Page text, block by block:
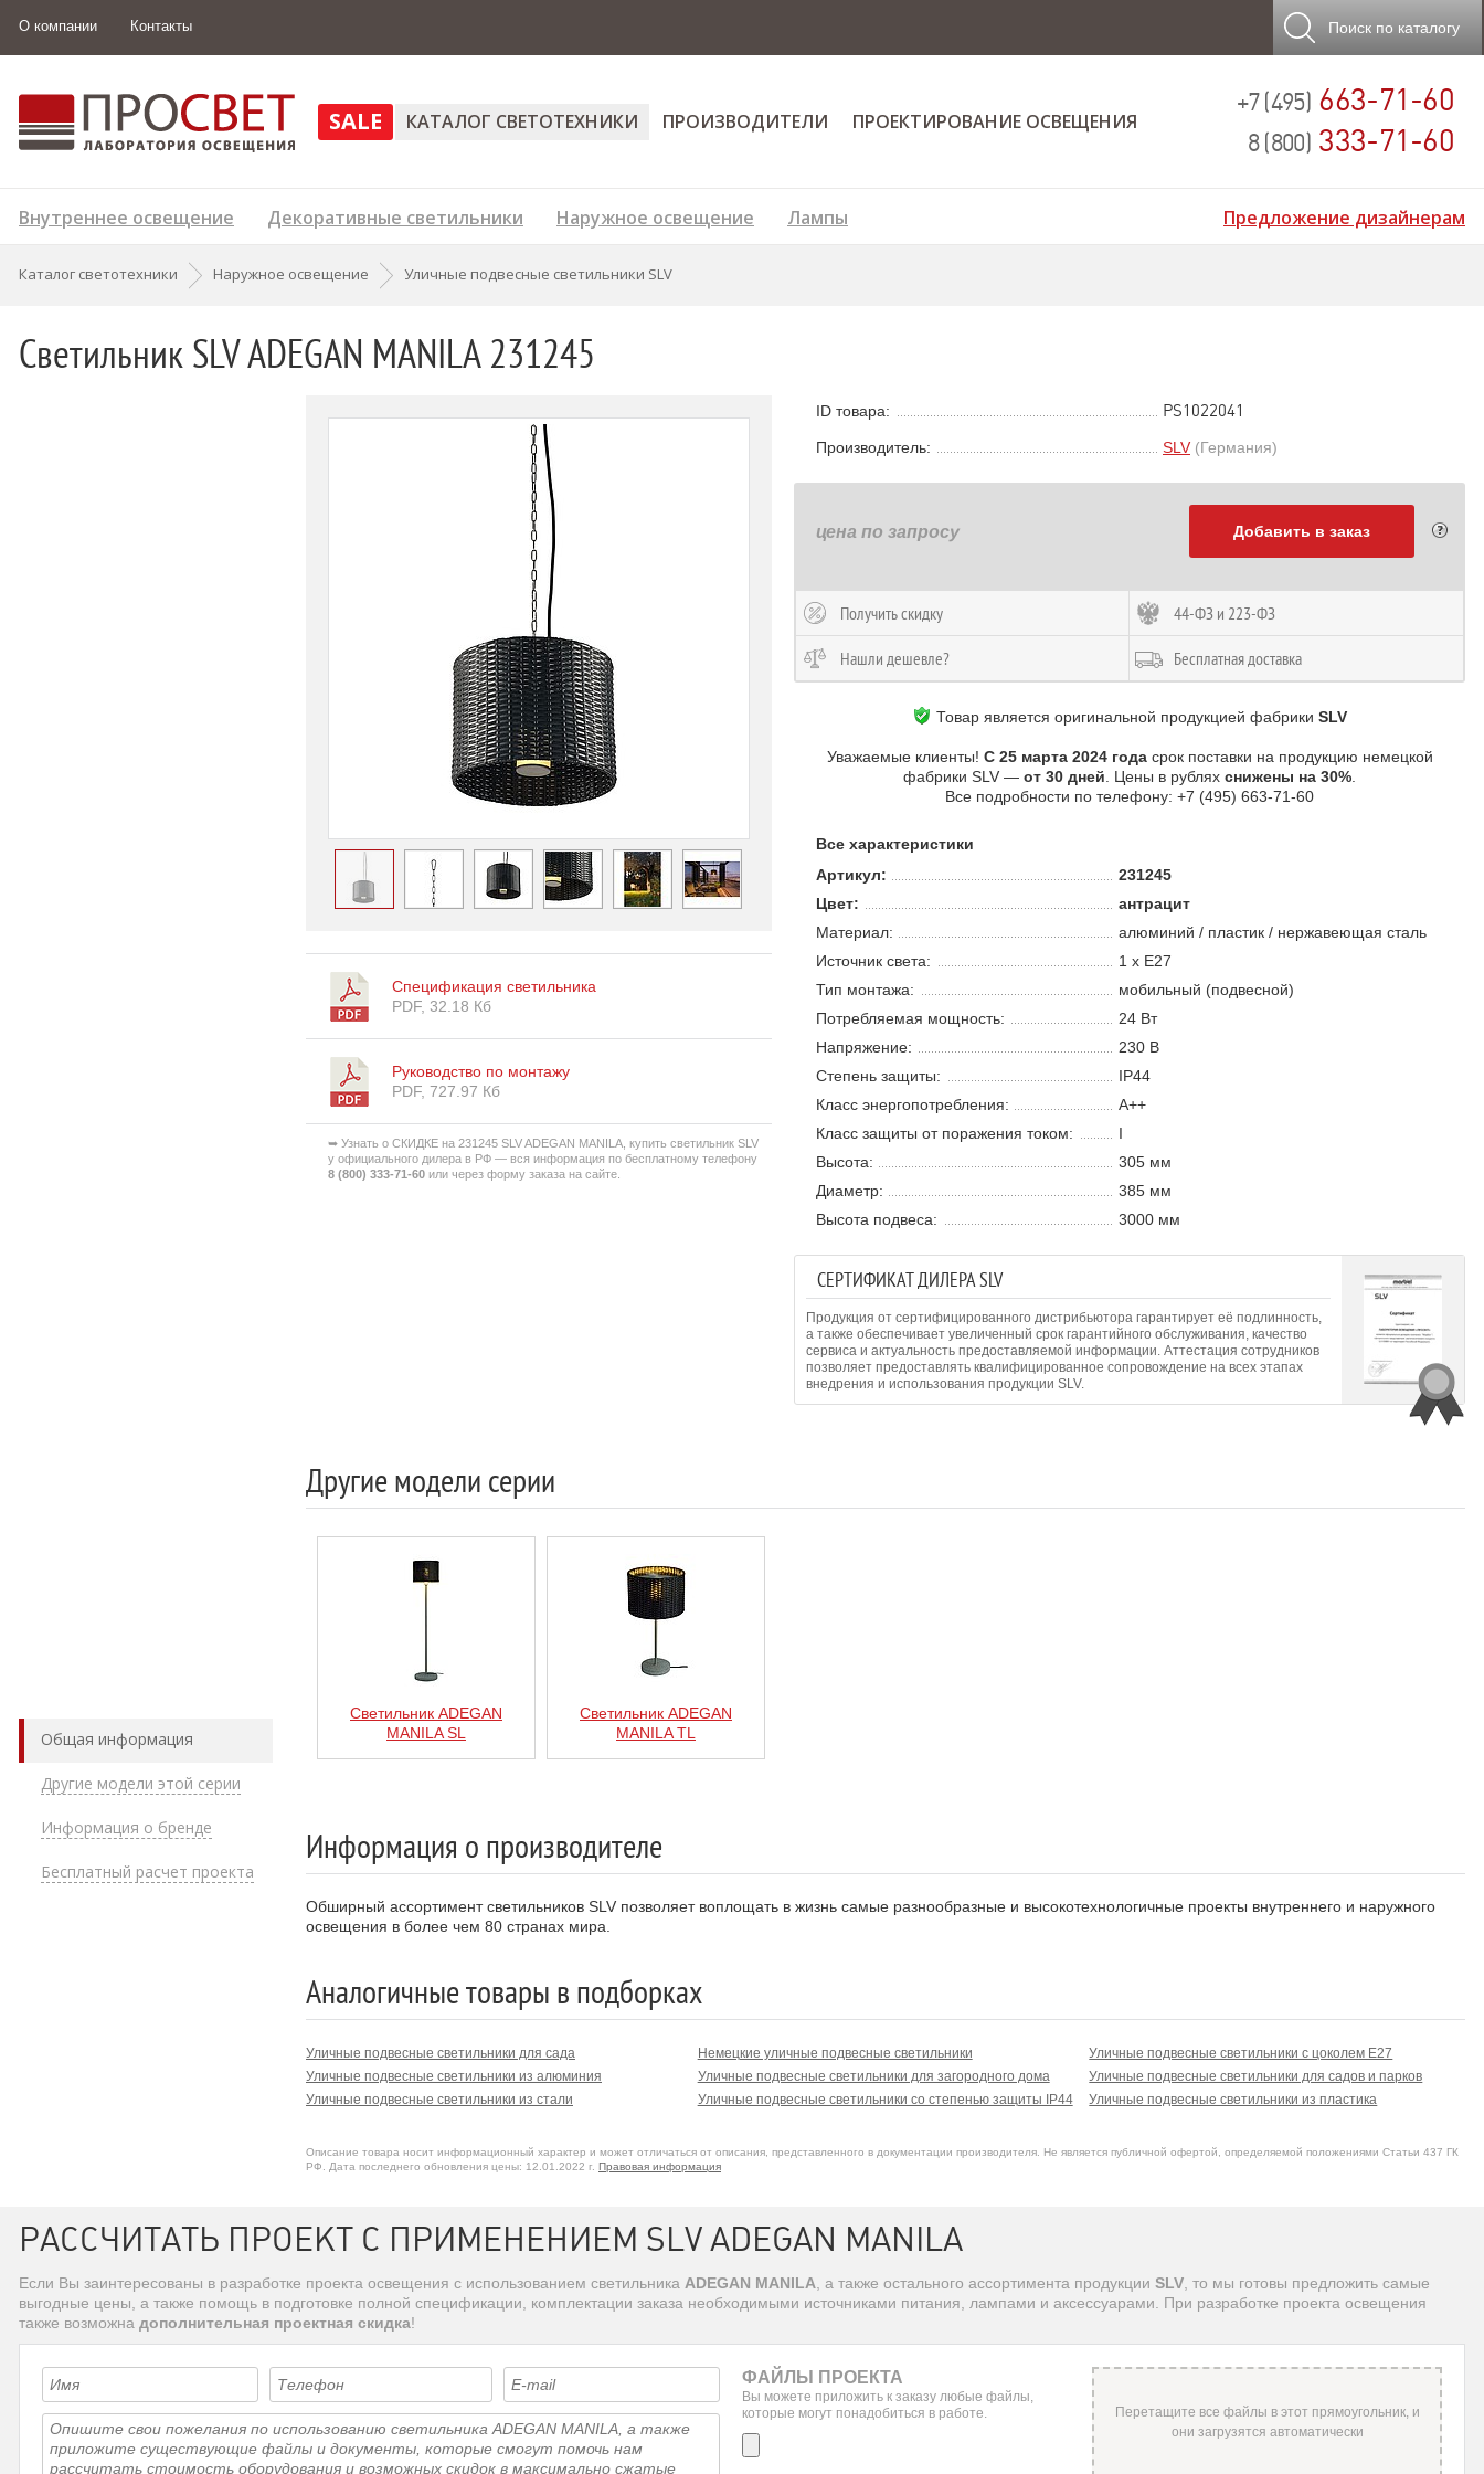
О компании Контакты Поиск по каталогу
+7 (495) 663-71-60
8 (800) 333-71-60
SALE КАТАЛОГ СВЕТОТЕХНИКИ ПРОИЗВОДИТЕЛИ ПРОЕКТИРОВАНИЕ ОСВЕЩЕНИЯ
Внутреннее освещение Декоративные светильники Наружное освещение Лампы Предложение дизайнерам
Каталог светотехники Наружное освещение Уличные подвесные светильники SLV
Светильник SLV ADEGAN MANILA 231245
Общая информация
Другие модели этой серии
Информация о бренде
Бесплатный расчет проекта
Спецификация светильника
PDF, 32.18 Кб
Руководство по монтажу
PDF, 727.97 Кб
➥ Узнать о СКИДКЕ на 231245 SLV ADEGAN MANILA, купить светильник SLV
у официального дилера в РФ — вся информация по бесплатному телефону
8 (800) 333-71-60 или через форму заказа на сайте.
ID товара: PS1022041
Производитель: SLV (Германия)
цена по запросу Добавить в заказ
Получить скидку 44-ФЗ и 223-ФЗ
Нашли дешевле? Бесплатная доставка
Товар является оригинальной продукцией фабрики SLV
Уважаемые клиенты! С 25 марта 2024 годасрок поставки на продукцию немецкой
фабрики SLV — от 30 дней . Цены в рублях снижены на 30%
Все подробности по телефону: +7 (495) 663-71-60
Все характеристики
Артикул:
231245
Цвет:
антрацит
Материал:
алюминий / пластик / нержавеющая сталь
Источник света:
1 х E27
Тип монтажа:
мобильный (подвесной)
Потребляемая мощность:
24 Вт
Напряжение:
230 В
Степень защиты:
IP44
Класс энергопотребления:
A++
Класс защиты от поражения током:
I
Высота:
305 мм
Диаметр:
385 мм
Высота подвеса:
3000 мм
СЕРТИФИКАТ ДИЛЕРА SLV
Продукция от сертифицированного дистрибьютора гарантирует её подлинность,
а также обеспечивает увеличенный срок гарантийного обслуживания, качество
сервиса и актуальность предоставляемой информации. Аттестация сотрудников
позволяет предоставлять квалифицированное сопровождение на всех этапах
внедрения и использования продукции SLV.
Другие модели серии
Светильник ADEGAN
MANILA SL
Светильник ADEGAN
MANILA TL
Информация о производителе
Обширный ассортимент светильников SLV позволяет воплощать в жизнь самые разнообразные и высокотехнологичные проекты внутреннего и наружного
освещения в более чем 80 странах мира.
Аналогичные товары в подборках
Уличные подвесные светильники для сада
Уличные подвесные светильники из алюминия
Уличные подвесные светильники из стали
Немецкие уличные подвесные светильники
Уличные подвесные светильники для загородного дома
Уличные подвесные светильники со степенью защиты IP44
Уличные подвесные светильники с цоколем E27
Уличные подвесные светильники для садов и парков
Уличные подвесные светильники из пластика
Описание товара носит информационный характер и может отличаться от описания, представленного в документации производителя. Не является публичной офертой, определяемой положениями Статьи 437 ГК
РФ. Дата последнего обновления цены: 12.01.2022 г. Правовая информация
РАССЧИТАТЬ ПРОЕКТ С ПРИМЕНЕНИЕМ SLV ADEGAN MANILA
Если Вы заинтересованы в разработке проекта освещения с использованием светильника ADEGAN MANILA , а также остального ассортимента продукции SLV , то мы готовы предложить самые
выгодные цены, а также помощь в подготовке полной спецификации, комплектации заказа необходимыми источниками питания, лампами и аксессуарами. При разработке проекта освещения
также возможна дополнительная проектная скидка!
ФАЙЛЫ ПРОЕКТА
Вы можете приложить к заказу любые файлы,
которые могут понадобиться в работе.